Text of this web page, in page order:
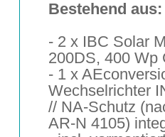
Bestehend aus:
- 2 x IBC Solar
200DS, 400 Wp
- 1 x
Wechselrichter
// NA-Schutz
AR-N 4105)